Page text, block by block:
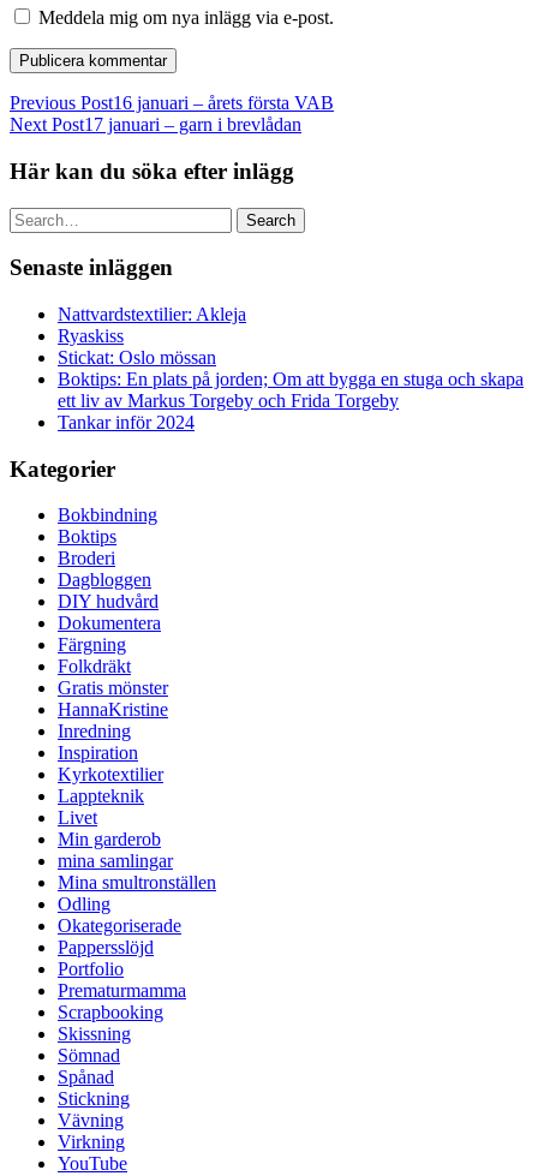
Meddela mig om nya inlägg via e-post.
Previous Post16 januari – årets första VAB
Next Post17 januari – garn i brevlådan
Här kan du söka efter inlägg
Search
Senaste inläggen
Nattvardstextilier: Akleja
Ryaskiss
Stickat: Oslo mössan
Boktips: En plats på jorden; Om att bygga en stuga och skapa
ett liv av Markus Torgeby och Frida Torgeby
Tankar inför 2024
Kategorier
Bokbindning
Boktips
Broderi
Dagbloggen
DIY hudvård
Dokumentera
Färgning
Folkdräkt
Gratis mönster
HannaKristine
Inredning
Inspiration
Kyrkotextilier
Lappteknik
Livet
Min garderob
mina samlingar
Mina smultronställen
Odling
Okategoriserade
Pappersslöjd
Portfolio
Prematurmamma
Scrapbooking
Skissning
Sömnad
Spånad
Stickning
Vävning
Virkning
YouTube